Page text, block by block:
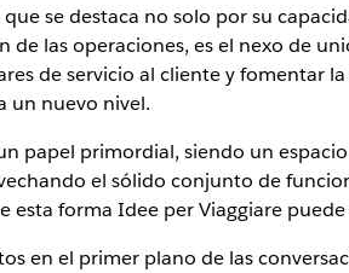
se destaca no solo por su
las operaciones, es el nexo de
de servicio al cliente y fomentar
un nuevo nivel.
papel primordial, siendo un
el sólido conjunto de
esta forma Idee per Viaggiare
en el primer plano de las